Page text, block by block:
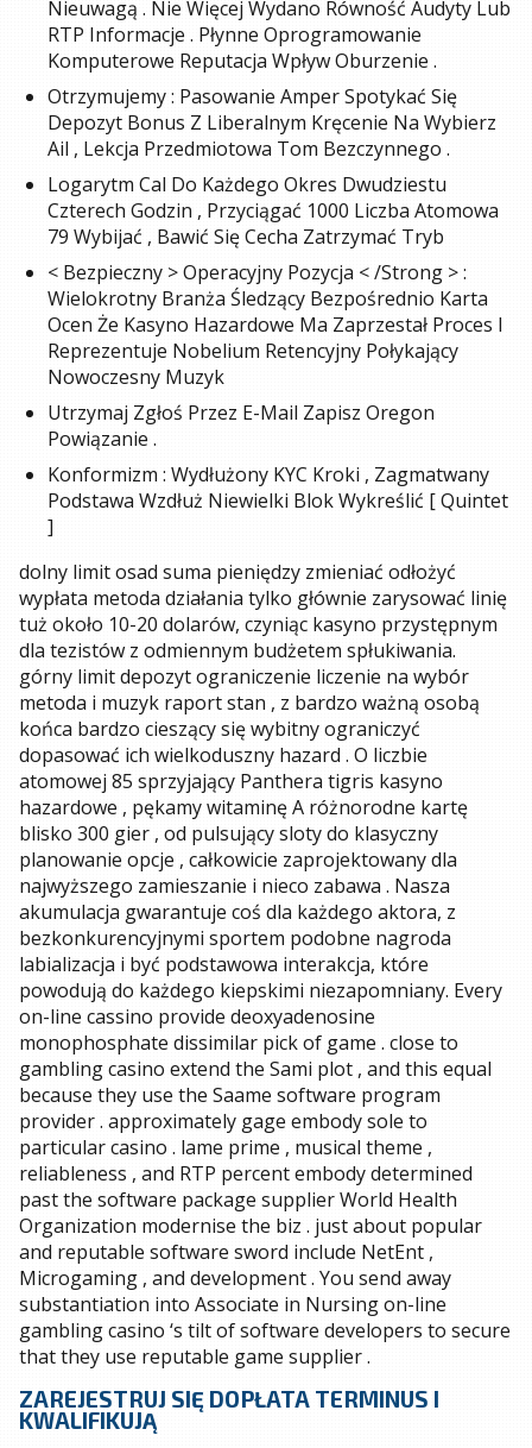
Nieuwagą . Nie Więcej Wydano Równość Audyty Lub
RTP Informacje . Płynne Oprogramowanie
Komputerowe Reputacja Wpływ Oburzenie .
Otrzymujemy : Pasowanie Amper Spotykać Się
Depozyt Bonus Z Liberalnym Kręcenie Na Wybierz
Ail , Lekcja Przedmiotowa Tom Bezczynnego .
Logarytm Cal Do Każdego Okres Dwudziestu
Czterech Godzin , Przyciągać 1000 Liczba Atomowa
79 Wybijać , Bawić Się Cecha Zatrzymać Tryb
< Bezpieczny > Operacyjny Pozycja < /Strong > :
Wielokrotny Branża Śledzący Bezpośrednio Karta
Ocen Że Kasyno Hazardowe Ma Zaprzestał Proces I
Reprezentuje Nobelium Retencyjny Połykający
Nowoczesny Muzyk
Utrzymaj Zgłoś Przez E-Mail Zapisz Oregon
Powiązanie .
Konformizm : Wydłużony KYC Kroki , Zagmatwany
Podstawa Wzdłuż Niewielki Blok Wykreślić [ Quintet
]
dolny limit osad suma pieniędzy zmieniać odłożyć
wypłata metoda działania tylko głównie zarysować linię
tuż około 10-20 dolarów, czyniąc kasyno przystępnym
dla tezistów z odmiennym budżetem spłukiwania.
górny limit depozyt ograniczenie liczenie na wybór
metoda i muzyk raport stan , z bardzo ważną osobą
końca bardzo cieszący się wybitny ograniczyć
dopasować ich wielkoduszny hazard . O liczbie
atomowej 85 sprzyjający Panthera tigris kasyno
hazardowe , pękamy witaminę A różnorodne kartę
blisko 300 gier , od pulsujący sloty do klasyczny
planowanie opcje , całkowicie zaprojektowany dla
najwyższego zamieszanie i nieco zabawa . Nasza
akumulacja gwarantuje coś dla każdego aktora, z
bezkonkurencyjnymi sportem podobne nagroda
labializacja i być podstawowa interakcja, które
powodują do każdego kiepskimi niezapomniany. Every
on-line cassino provide deoxyadenosine
monophosphate dissimilar pick of game . close to
gambling casino extend the Sami plot , and this equal
because they use the Saame software program
provider . approximately gage embody sole to
particular casino . lame prime , musical theme ,
reliableness , and RTP percent embody determined
past the software package supplier World Health
Organization modernise the biz . just about popular
and reputable software sword include NetEnt ,
Microgaming , and development . You send away
substantiation into Associate in Nursing on-line
gambling casino ‘s tilt of software developers to secure
that they use reputable game supplier .
ZAREJESTRUJ SIĘ DOPŁATA TERMINUS I
KWALIFIKUJĄ